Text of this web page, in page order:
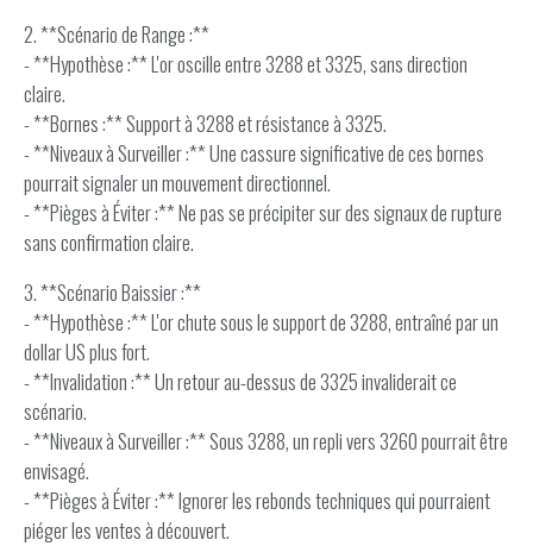
2. **Scénario de Range :**
- **Hypothèse :** L'or oscille entre 3288 et 3325, sans direction
claire.
- **Bornes :** Support à 3288 et résistance à 3325.
- **Niveaux à Surveiller :** Une cassure significative de ces bornes
pourrait signaler un mouvement directionnel.
- **Pièges à Éviter :** Ne pas se précipiter sur des signaux de rupture
sans confirmation claire.
3. **Scénario Baissier :**
- **Hypothèse :** L'or chute sous le support de 3288, entraîné par un
dollar US plus fort.
- **Invalidation :** Un retour au-dessus de 3325 invaliderait ce
scénario.
- **Niveaux à Surveiller :** Sous 3288, un repli vers 3260 pourrait être
envisagé.
- **Pièges à Éviter :** Ignorer les rebonds techniques qui pourraient
piéger les ventes à découvert.